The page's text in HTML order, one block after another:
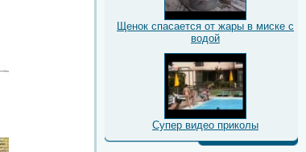
Щенок спасается от жары в миске с
водой
Супер видео приколы